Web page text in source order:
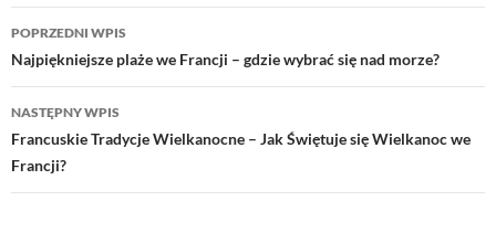
Nawigacja
wpisu
POPRZEDNI WPIS
Najpiękniejsze plaże we Francji – gdzie wybrać się nad morze?
NASTĘPNY WPIS
Francuskie Tradycje Wielkanocne – Jak Świętuje się Wielkanoc we
Francji?